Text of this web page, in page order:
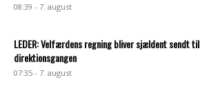
08:39 - 7. august
LEDER: Velfærdens regning bliver sjældent sendt til
direktionsgangen
07:35 - 7. august